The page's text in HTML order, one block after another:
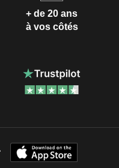
+ de 20 ans
à vos côtés